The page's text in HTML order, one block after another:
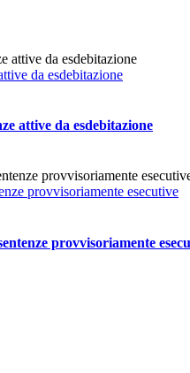
da esdebitazione
attive da esdebitazione
provvisoriamente esecutive
provvisoriamente